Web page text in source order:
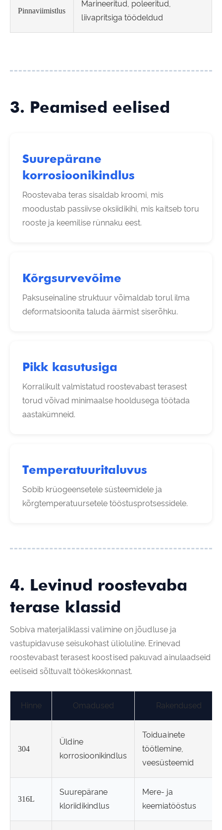
Pinnaviimistlus
Marineeritud, poleeritud,
liivapritsiga töödeldud
3. Peamised eelised
Suurepärane
korrosioonikindlus
Roostevaba teras sisaldab kroomi, mis
moodustab passiivse oksiidikihi, mis kaitseb toru
rooste ja keemilise rünnaku eest.
Kõrgsurvevõime
Paksuseinaline struktuur võimaldab torul ilma
deformatsioonita taluda äärmist siserõhku.
Pikk kasutusiga
Korralikult valmistatud roostevabast terasest
torud võivad minimaalse hooldusega töötada
aastakümneid.
Temperatuuritaluvus
Sobib krüogeensetele süsteemidele ja
kõrgtemperatuursetele tööstusprotsessidele.
4. Levinud roostevaba
terase klassid
Sobiva materjaliklassi valimine on jõudluse ja
vastupidavuse seisukohast ülioluline. Erinevad
roostevabast terasest koostised pakuvad ainulaadseid
eeliseid sõltuvalt töökeskkonnast.
Hinne Omadused Rakendused
304
Üldine
korrosioonikindlus
Toiduainete
töötlemine,
veesüsteemid
316L
Suurepärane
kloriidikindlus
Mere- ja
keemiatööstus